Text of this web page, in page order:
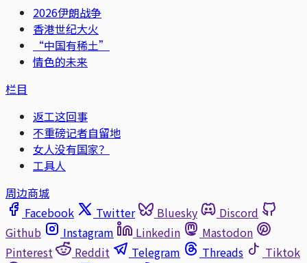
2026伊朗战争
香港世纪大火
“中国有稀土”
情色的未来
栏目
返工这回事
不重磅记者自留地
女人没有国家？
工具人
周边商城
Facebook
Twitter Bluesky
Discord
Github
Instagram Linkedin
Mastodon
Pinterest
Reddit Telegram Threads
Tiktok